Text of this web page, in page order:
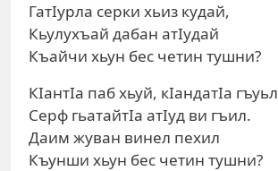
ГатIурла серки хьиз кудай,
Кьулухъай дабан атIудай
Къайчи хьун бес четин тушни?
КIантIа паб хьуй, кIандатIа гъуьл
Серф гьатайтIа атIуд ви гъил.
Даим жуван винел пехил
Къунши хьун бес четин тушни?